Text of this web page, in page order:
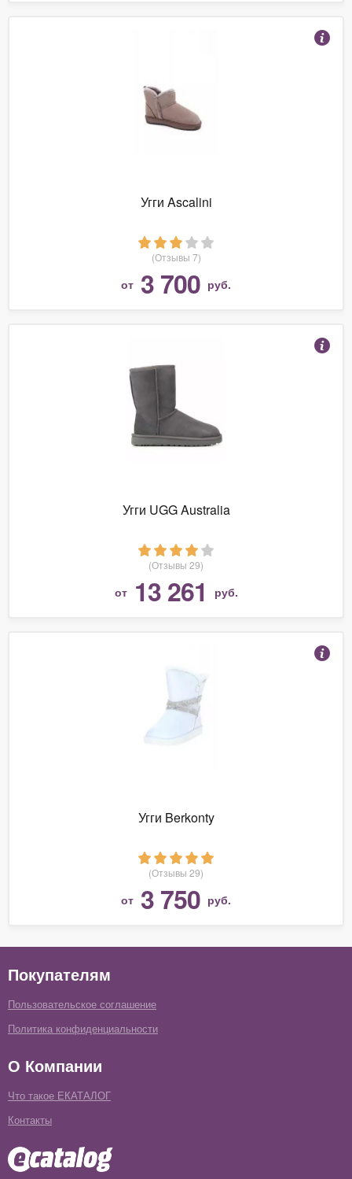
Угги Ascalini
(Отзывы 7)
от 3 700 руб.
Угги UGG Australia
(Отзывы 29)
от 13 261 руб.
Угги Berkonty
(Отзывы 29)
от 3 750 руб.
Покупателям
Пользовательское соглашение
Политика конфиденциальности
О Компании
Что такое ЕКАТАЛОГ
Контакты